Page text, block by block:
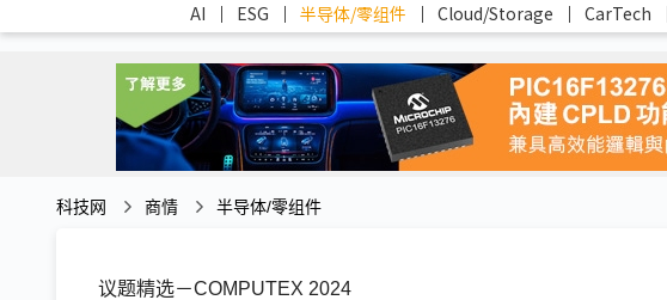
AI ｜ ESG ｜ 半导体/零组件 ｜ Cloud/Storage ｜ CarTech
科技网 商情 半导体/零组件
议题精选－COMPUTEX 2024